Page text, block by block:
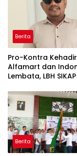
Berita
Pro-Kontra
Alfamart dan
Lembata, LBH
UMKM
Berita